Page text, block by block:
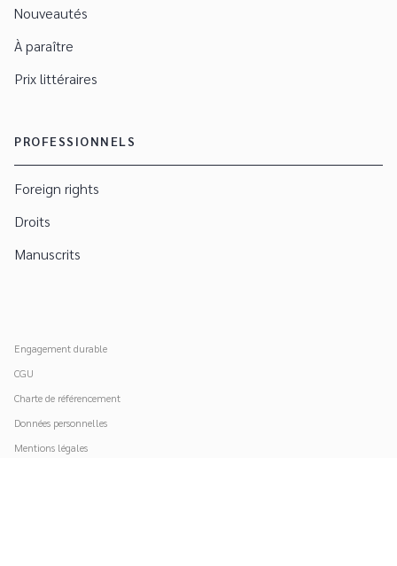
Nouveautés
À paraître
Prix littéraires
PROFESSIONNELS
Foreign rights
Droits
Manuscrits
Engagement durable
CGU
Charte de référencement
Données personnelles
Mentions légales